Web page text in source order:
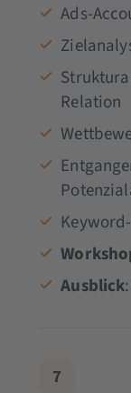
Ads-
Relation
Ausblick
7